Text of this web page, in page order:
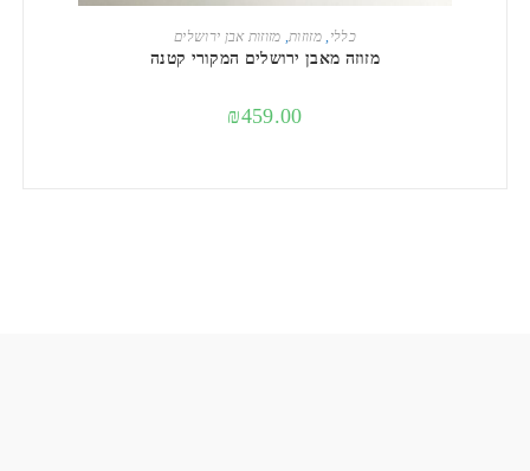
מידע נוסף כללי מזוזות מזוזות אבן ירושלים
מזוזה מאבן ירושלים המקורי קטנה
₪459.00